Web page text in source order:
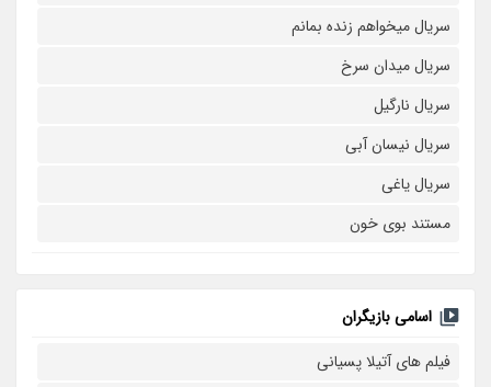
سریال میخواهم زنده بمانم
سریال میدان سرخ
سریال نارگیل
سریال نیسان آبی
سریال یاغی
مستند بوی خون
اسامی بازیگران
فیلم های آتیلا پسیانی